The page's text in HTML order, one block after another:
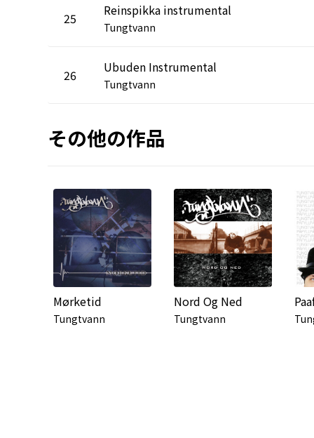
25 Reinspikka instrumental
Tungtvann
26 Ubuden Instrumental
Tungtvann
その他の作品
Mørketid
Tungtvann
Nord Og Ned
Tungtvann